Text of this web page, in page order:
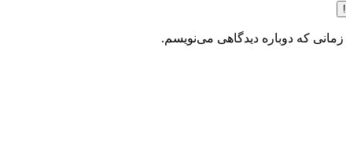
که دوباره دیدگاهی می‌نویسم.